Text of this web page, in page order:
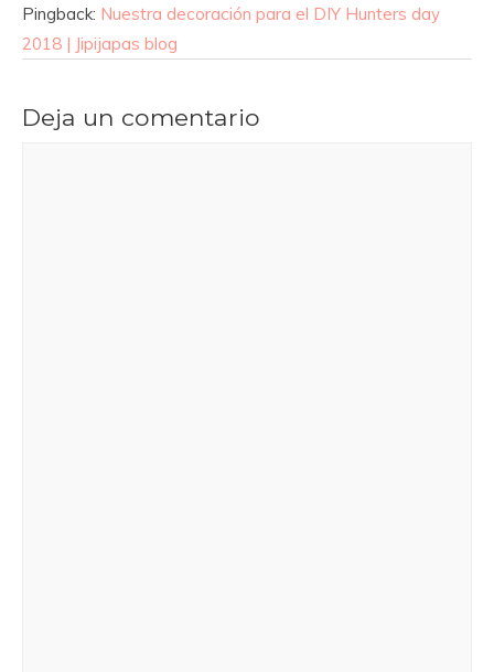
Pingback: Nuestra decoración para el DIY Hunters day
2018 | Jipijapas blog
Deja un comentario